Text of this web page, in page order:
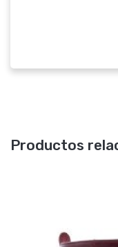
Productos